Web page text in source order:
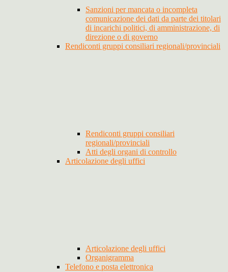
Sanzioni per mancata o incompleta
comunicazione dei dati da parte dei titolari
di incarichi politici, di amministrazione, di
direzione o di governo
Rendiconti gruppi consiliari regionali/provinciali
Rendiconti gruppi consiliari
regionali/provinciali
Atti degli organi di controllo
Articolazione degli uffici
Articolazione degli uffici
Organigramma
Telefono e posta elettronica